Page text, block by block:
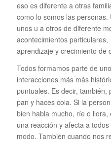
eso es diferente a otras
como lo somos las
unos u a otros de diferente
acontecimientos
aprendizaje y crecimiento de
Todos formamos parte de
interacciones más más
puntuales. Es decir,
pan y haces cola. Si la
bien habla mucho, ríe o llora,
una reacción y afecta a
modo. También cuando nos